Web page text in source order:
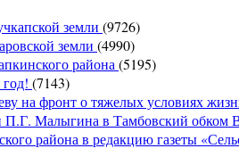
земли (9726)
земли (4990)
района (5195)
(7143)
на фронт о тяжелых условиях
Малыгина в Тамбовский обком
района в редакцию газеты